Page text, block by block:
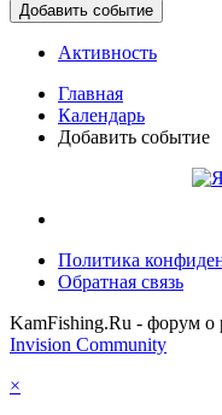
Добавить событие
Активность
Главная
Календарь
Добавить событие
Политика
Обратная связь
KamFishing.Ru - форум о
Invision Community
×